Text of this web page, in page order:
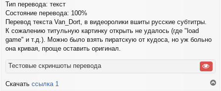
Тип перевода: текст
Состояние перевода: 100%
Перевод текста Van_Dort, в видеоролики вшиты русские субтитры.
К сожалению титульную картинку открыть не удалось (где "load
game" и т.д.). Можно было взять пиратскую от кудоса, но уж больно
она кривая, проще оставить оригинал.
Тестовые скриншоты перевода
Скачать ссылка 1